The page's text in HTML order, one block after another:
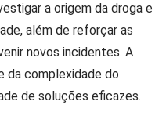
a origem da droga e
além de reforçar as
novos incidentes. A
da complexidade do
de soluções eficazes.